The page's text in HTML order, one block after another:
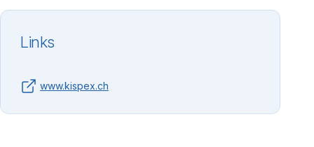
Links
www.kispex.ch